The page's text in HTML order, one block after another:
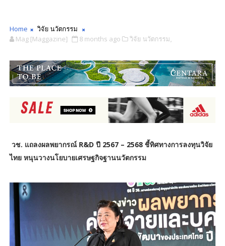
Home
วิจัย นวัตกรรม
Mag [Maggazine]
8 months ago วิจัย นวัตกรรม,
วช. แถลงผลพยากรณ์ R&D ปี 2567 – 2568 ชี้ทิศทางการลงทุนวิจัย
ไทย หนุนวางนโยบายเศรษฐกิจฐานนวัตกรรม